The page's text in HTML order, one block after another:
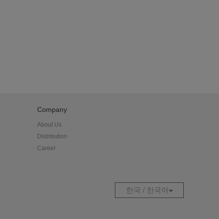
Company
About Us
Distribution
Career
한국 / 한국어